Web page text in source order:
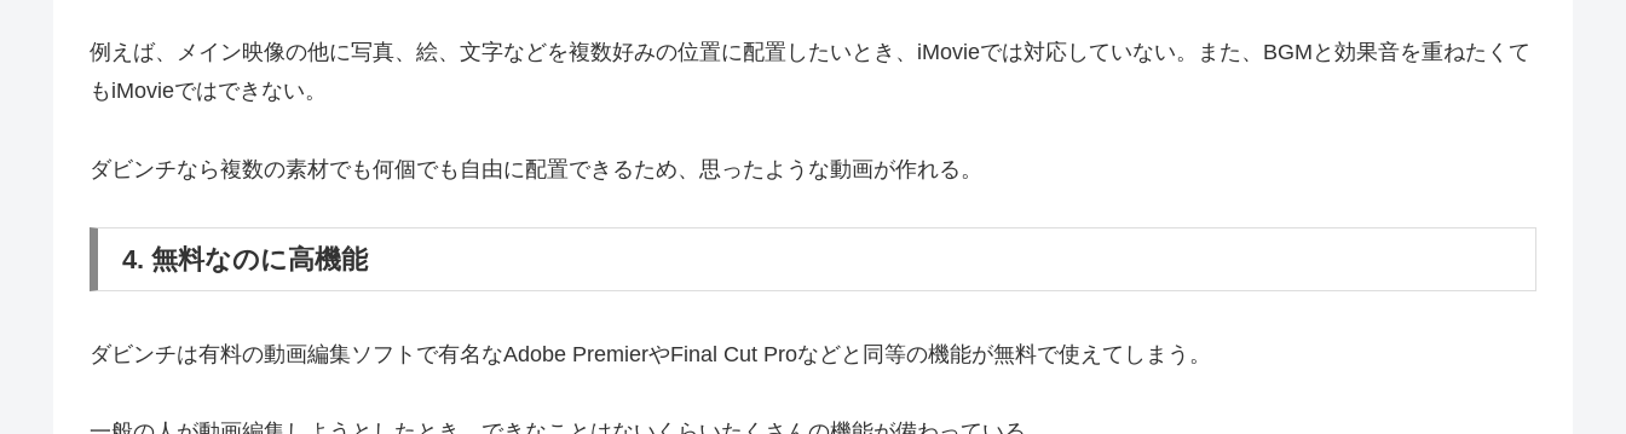
例えば、メイン映像の他に写真、絵、文字などを複数好みの位置に配置したいとき、iMovieでは対応していない。また、BGMと効果音を重ねたくて
もiMovieではできない。
ダビンチなら複数の素材でも何個でも自由に配置できるため、思ったような動画が作れる。
4. 無料なのに高機能
ダビンチは有料の動画編集ソフトで有名なAdobe PremierやFinal Cut Proなどと同等の機能が無料で使えてしまう。